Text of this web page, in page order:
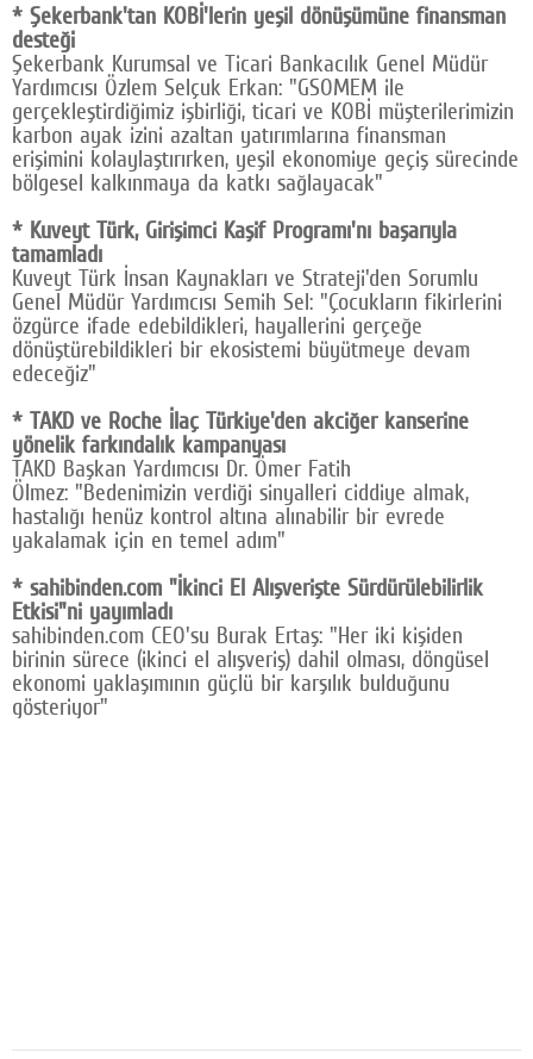
* Şekerbank'tan KOBİ'lerin yeşil dönüşümüne finansman
desteği
Şekerbank Kurumsal ve Ticari Bankacılık Genel Müdür
Yardımcısı Özlem Selçuk Erkan: "GSOMEM ile
gerçekleştirdiğimiz işbirliği, ticari ve KOBİ müşterilerimizin
karbon ayak izini azaltan yatırımlarına finansman
erişimini kolaylaştırırken, yeşil ekonomiye geçiş sürecinde
bölgesel kalkınmaya da katkı sağlayacak"
* Kuveyt Türk, Girişimci Kaşif Programı'nı başarıyla
tamamladı
Kuveyt Türk İnsan Kaynakları ve Strateji'den Sorumlu
Genel Müdür Yardımcısı Semih Sel: "Çocukların fikirlerini
özgürce ifade edebildikleri, hayallerini gerçeğe
dönüştürebildikleri bir ekosistemi büyütmeye devam
edeceğiz"
* TAKD ve Roche İlaç Türkiye'den akciğer kanserine
yönelik farkındalık kampanyası
TAKD Başkan Yardımcısı Dr. Ömer Fatih
Ölmez: "Bedenimizin verdiği sinyalleri ciddiye almak,
hastalığı henüz kontrol altına alınabilir bir evrede
yakalamak için en temel adım"
* sahibinden.com "İkinci El Alışverişte Sürdürülebilirlik
Etkisi"ni yayımladı
sahibinden.com CEO'su Burak Ertaş: "Her iki kişiden
birinin sürece (ikinci el alışveriş) dahil olması, döngüsel
ekonomi yaklaşımının güçlü bir karşılık bulduğunu
gösteriyor"